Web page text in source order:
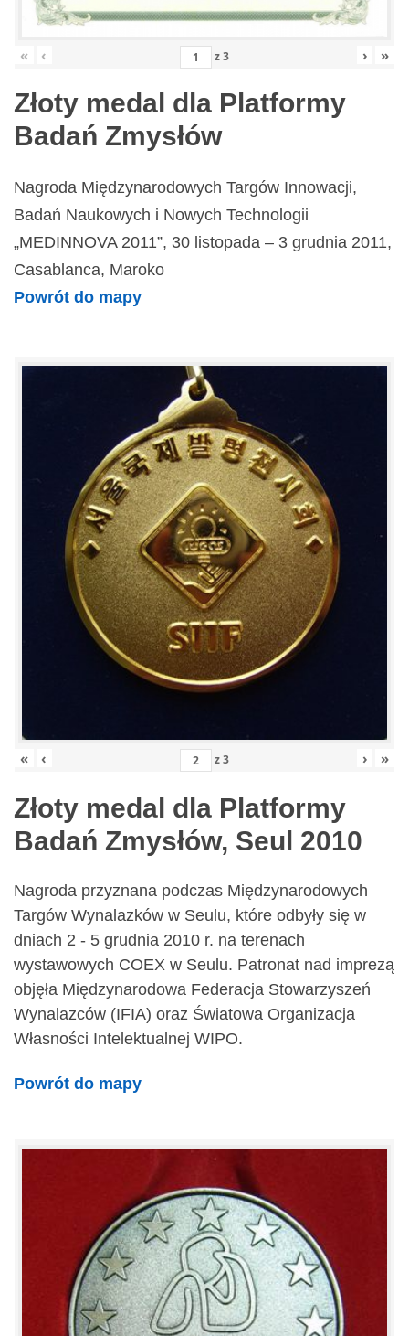
« ‹ z3 › »
Złoty medal dla Platformy
Badań Zmysłów
Nagroda Międzynarodowych Targów Innowacji,
Badań Naukowych i Nowych Technologii
„MEDINNOVA 2011”, 30 listopada – 3 grudnia 2011,
Casablanca, Maroko
Powrót do mapy
« ‹ z3 › »
Złoty medal dla Platformy
Badań Zmysłów, Seul 2010
Nagroda przyznana podczas Międzynarodowych
Targów Wynalazków w Seulu, które odbyły się w
dniach 2 - 5 grudnia 2010 r. na terenach
wystawowych COEX w Seulu. Patronat nad imprezą
objęła Międzynarodowa Federacja Stowarzyszeń
Wynalazców (IFIA) oraz Światowa Organizacja
Własności Intelektualnej WIPO.
Powrót do mapy